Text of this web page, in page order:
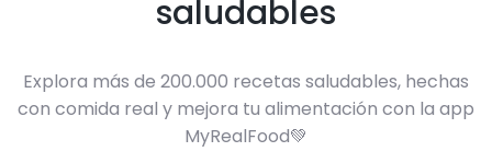
saludables
Explora más de 200.000 recetas saludables, hechas
con comida real y mejora tu alimentación con la app
MyRealFood💚